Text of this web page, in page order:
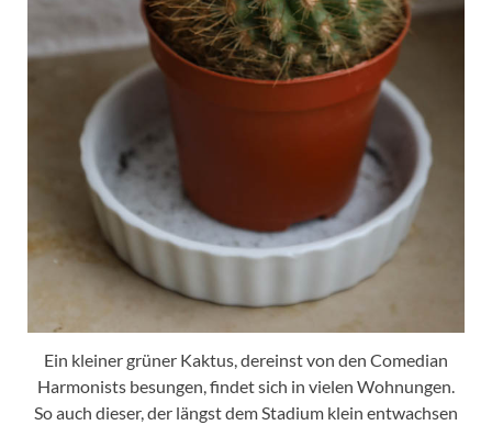
Ein kleiner grüner Kaktus, dereinst von den Comedian
Harmonists besungen, findet sich in vielen Wohnungen.
So auch dieser, der längst dem Stadium klein entwachsen